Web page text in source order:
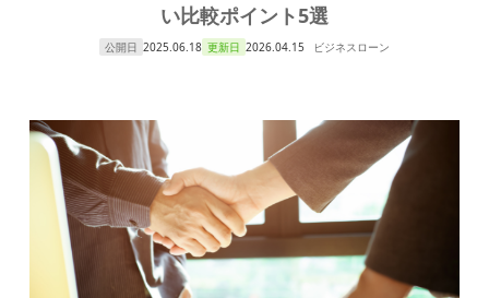
い比較ポイント5選
公開日 2025.06.18 更新日 2026.04.15 ビジネスローン